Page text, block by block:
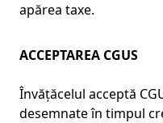
apărea taxe.
ACCEPTAREA CGUS
Învățăcelul acceptă
desemnate în timpul